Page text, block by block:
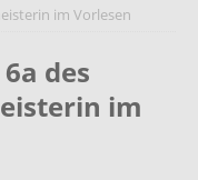
im Vorlesen
des
im